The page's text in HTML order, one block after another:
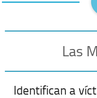
Las
Identifican a